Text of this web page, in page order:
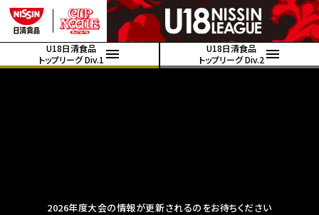
U18日清食品
トップリーグ Div.1
U18日清食品
トップリーグ Div.2
2026年度大会の情報が更新されるのをお待ちください